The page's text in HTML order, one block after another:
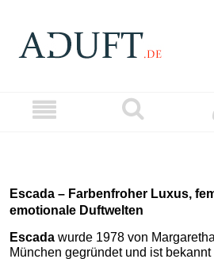
Escada – Farbenfroher Luxus,
emotionale Duftwelten
Escada wurde 1978 von
München gegründet und ist